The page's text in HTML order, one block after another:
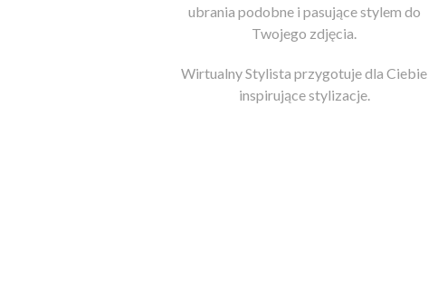
ubrania podobne i pasujące stylem do
Twojego zdjęcia.
Wirtualny Stylista przygotuje dla Ciebie
inspirujące stylizacje.